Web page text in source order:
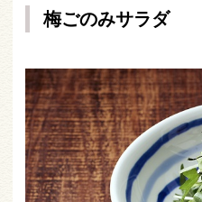
梅ごのみサラダ